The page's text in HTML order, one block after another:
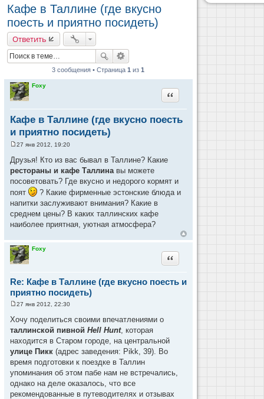
Кафе в Таллине (где вкусно
поесть и приятно посидеть)
Ответить
3 сообщения • Страница1 из1
Foxy
Кафе в Таллине (где вкусно поесть
и приятно посидеть)
Цитата
о
б
е
н
е
27 янв 2012, 19:20
Друзья! Кто из вас бывал в Таллине? Какие
рестораны и кафе Таллинавы можете
посоветовать? Где вкусно и недорого кормят и
поят
? Какие фирменные эстонские блюда и
напитки заслуживают внимания? Какие в
среднем цены? В каких таллинских кафе
наиболее приятная, уютная атмосфера?
Foxy
Re: Кафе в Таллине (где вкусно поесть и
приятно посидеть)
Цитата
о
б
е
н
е
27 янв 2012, 22:30
Хочу поделиться своими впечатлениями о
таллинской пивной Hell Hunt, которая
находится в Старом городе, на центральной
улице Пикк (адрес заведения: Pikk, 39). Во
время подготовки к поездке в Таллин
упоминания об этом пабе нам не встречались,
однако на деле оказалось, что все
рекомендованные в путеводителях и отзывах